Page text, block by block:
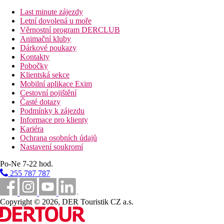
Bungalov, Deluxe, Výhled zahrada:
Bungalov, Deluxe, Výhled moře
Bungalov, Deluxe, Výhled zahrada, Soukromý
bazén:privátní bazén
Suita, Výhled moře:
Suita, Výhled moře, Soukromý bazén:
oddělená ložnice
Suita, Luxury, Sea Front, Soukromý bazén:
bazén, oddělená ložnice
Junior Suita, Sea Front, Soukromý bazén:
pokoj s pohovkou, privátní bazén
Dvoulůžkový pokoj, Superior, Výhled zahrada:
prostorná místnost
Dvoulůžkový pokoj, Superior, Výhled moře:
oddělené ložnice
Bungalov, Venkovní vířivka:
Pláž
Přímo u písečné pláže, lehátka, slunečníky a osušky zdarma,
taverna na pláži (není v rámci all inclusive).
Stravování
Polopenze:
Last minute zájezdy
Letní dovolená u moře
Věrnostní program DERCLUB
Animační kluby
Dárkové poukazy
Kontakty
Pobočky
Klientská sekce
Mobilní aplikace Exim
Cestovní pojištění
Časté dotazy
Podmínky k zájezdu
Informace pro klienty
Kariéra
Ochrana osobních údajů
Nastavení soukromí
Po-Ne 7-22 hod.
255 787 787
Copyright © 2026, DER Touristik CZ a.s.